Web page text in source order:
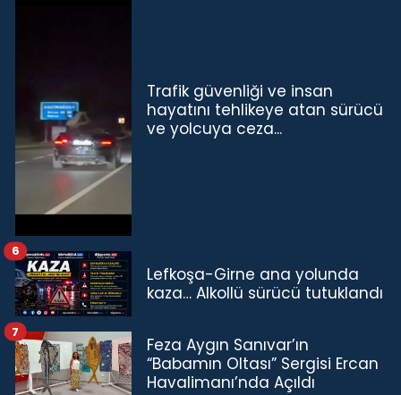
Trafik güvenliği ve insan
hayatını tehlikeye atan sürücü
ve yolcuya ceza...
Lefkoşa-Girne ana yolunda
kaza… Alkollü sürücü tutuklandı
6
Feza Aygın Sanıvar’ın
“Babamın Oltası” Sergisi Ercan
Havalimanı’nda Açıldı
7